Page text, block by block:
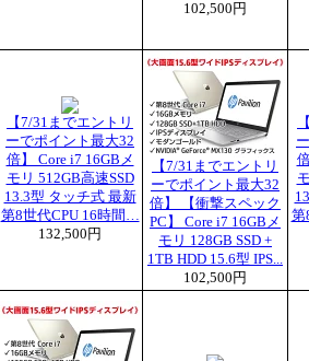
102,500円
【7/31までエントリ
ーでポイント最大32
倍】 Core i7 16GBメ
モリ 512GB高速SSD
13.3型 タッチ式 最新
第8世代CPU 16時間…
132,500円
【7/31までエントリ
ーでポイント最大32
倍】 【衝撃スペック
PC】 Core i7 16GBメ
モリ 128GB SSD +
1TB HDD 15.6型 IPS...
102,500円
第